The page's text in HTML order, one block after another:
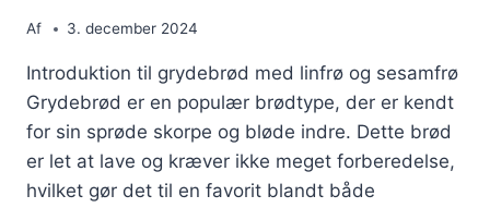
Af 3. december 2024
Introduktion til grydebrød med linfrø og sesamfrø
Grydebrød er en populær brødtype, der er kendt
for sin sprøde skorpe og bløde indre. Dette brød
er let at lave og kræver ikke meget forberedelse,
hvilket gør det til en favorit blandt både